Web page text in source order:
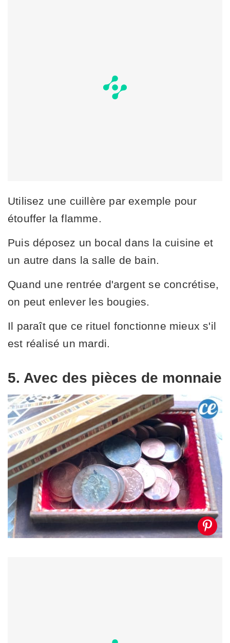
Utilisez une cuillère par exemple pour
étouffer la flamme.
Puis déposez un bocal dans la cuisine et
un autre dans la salle de bain.
Quand une rentrée d'argent se concrétise,
on peut enlever les bougies.
Il paraît que ce rituel fonctionne mieux s'il
est réalisé un mardi.
5. Avec des pièces de monnaie